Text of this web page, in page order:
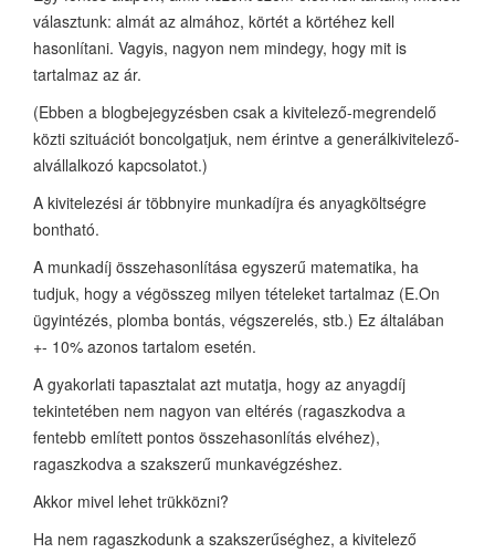
választunk: almát az almához, körtét a körtéhez kell
hasonlítani. Vagyis, nagyon nem mindegy, hogy mit is
tartalmaz az ár.
(Ebben a blogbejegyzésben csak a kivitelező-megrendelő
közti szituációt boncolgatjuk, nem érintve a generálkivitelező-
alvállalkozó kapcsolatot.)
A kivitelezési ár többnyire munkadíjra és anyagköltségre
bontható.
A munkadíj összehasonlítása egyszerű matematika, ha
tudjuk, hogy a végösszeg milyen tételeket tartalmaz (E.On
ügyintézés, plomba bontás, végszerelés, stb.) Ez általában
+- 10% azonos tartalom esetén.
A gyakorlati tapasztalat azt mutatja, hogy az anyagdíj
tekintetében nem nagyon van eltérés (ragaszkodva a
fentebb említett pontos összehasonlítás elvéhez),
ragaszkodva a szakszerű munkavégzéshez.
Akkor mivel lehet trükközni?
Ha nem ragaszkodunk a szakszerűséghez, a kivitelező